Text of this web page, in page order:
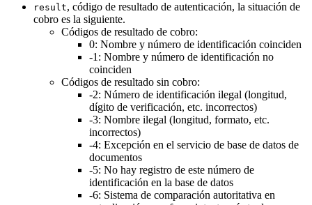
result, código de resultado de autenticación, la situación de
cobro es la siguiente.
Códigos de resultado de cobro:
0: Nombre y número de identificación coinciden
-1: Nombre y número de identificación no
coinciden
Códigos de resultado sin cobro:
-2: Número de identificación ilegal (longitud,
dígito de verificación, etc. incorrectos)
-3: Nombre ilegal (longitud, formato, etc.
incorrectos)
-4: Excepción en el servicio de base de datos de
documentos
-5: No hay registro de este número de
identificación en la base de datos
-6: Sistema de comparación autoritativa en